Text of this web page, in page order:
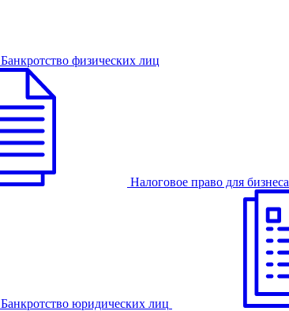
Банкротство физических лиц
Налоговое право для бизнеса
Банкротство юридических лиц